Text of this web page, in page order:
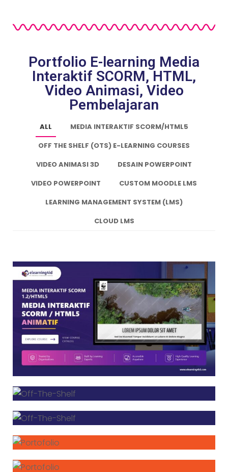
Portfolio E-learning Media
Interaktif SCORM, HTML,
Video Animasi, Video
Pembelajaran
ALL
MEDIA INTERAKTIF SCORM/HTML5
OFF THE SHELF (OTS) E-LEARNING COURSES
VIDEO ANIMASI 3D
DESAIN POWERPOINT
VIDEO POWERPOINT
CUSTOM MOODLE LMS
LEARNING MANAGEMENT SYSTEM (LMS)
CLOUD LMS